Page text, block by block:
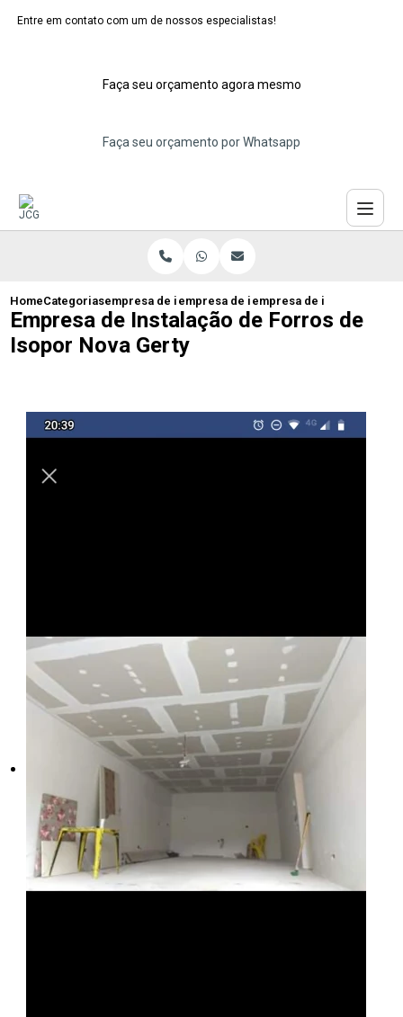
Entre em contato com um de nossos especialistas!
Faça seu orçamento agora mesmo
Faça seu orçamento por Whatsapp
HomeCategoriasempresa de instalacao de forro isopor
empresa de instalacao de forros de
empresa de instalacao de
Empresa de Instalação de Forros de
Isopor Nova Gerty